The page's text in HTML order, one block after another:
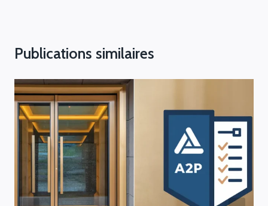
Publications similaires